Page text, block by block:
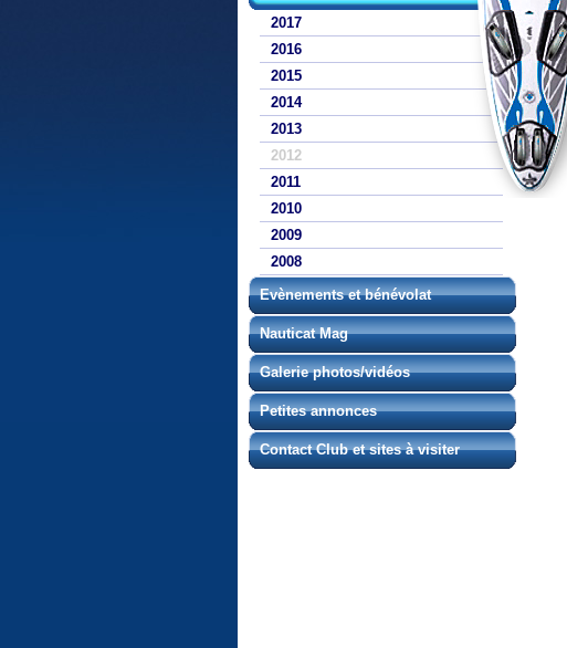
2017
2016
2015
2014
2013
2012
2011
2010
2009
2008
Evènements et bénévolat
Nauticat Mag
Galerie photos/vidéos
Petites annonces
Contact Club et sites à visiter